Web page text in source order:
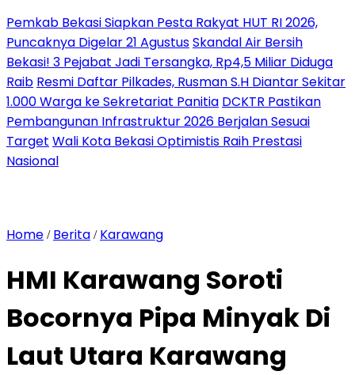
Pemkab Bekasi Siapkan Pesta Rakyat HUT RI 2026,
Puncaknya Digelar 21 AgustusSkandal Air Bersih
Bekasi! 3 Pejabat Jadi Tersangka, Rp4,5 Miliar Diduga
Raib Resmi Daftar Pilkades, Rusman S.H Diantar Sekitar
1.000 Warga ke Sekretariat Panitia DCKTR Pastikan
Pembangunan Infrastruktur 2026 Berjalan Sesuai
Target Wali Kota Bekasi Optimistis Raih Prestasi
Nasional
Home / Berita / Karawang
HMI Karawang Soroti
Bocornya Pipa Minyak Di
Laut Utara Karawang